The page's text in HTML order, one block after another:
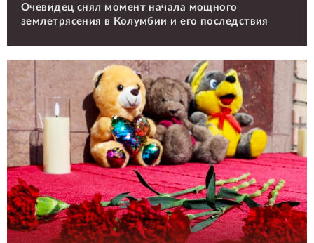
Очевидец снял момент начала мощного
землетрясения в Колумбии и его последствия